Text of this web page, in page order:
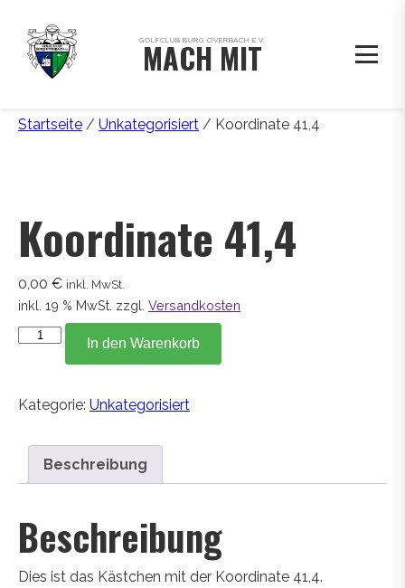
GOLFCLUB BURG OVERBACH E.V.
MACH MIT
Startseite / Unkategorisiert / Koordinate 41,4
Koordinate 41,4
0,00 € inkl. MwSt.
inkl. 19 % MwSt. zzgl. Versandkosten
Koordinate
In den Warenkorb
Kategorie: Unkategorisiert
Beschreibung
Beschreibung
Dies ist das Kästchen mit der Koordinate 41,4.